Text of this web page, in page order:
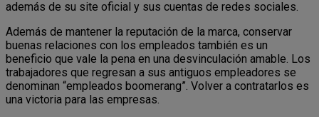
además de su site oficial y sus cuentas de redes sociales.
Además de mantener la reputación de la marca, conservar
buenas relaciones con los empleados también es un
beneficio que vale la pena en una desvinculación amable. Los
trabajadores que regresan a sus antiguos empleadores se
denominan “empleados boomerang”. Volver a contratarlos es
una victoria para las empresas.